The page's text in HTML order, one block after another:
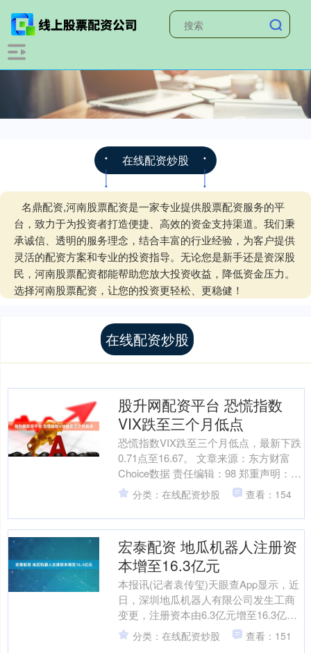
在线配资炒股
名鼎配资,河南股票配资是一家专业提供股票配资服务的平
台，致力于为投资者打造便捷、高效的资金支持渠道。我们秉
承诚信、透明的服务理念，结合丰富的行业经验，为客户提供
灵活的配资方案和专业的投资指导。无论您是新手还是资深股
民，河南股票配资都能帮助您放大投资收益，降低资金压力。
选择河南股票配资，让您的投资更轻松、更稳健！
在线配资炒股
股升网配资平台 恐慌指数
VIX跌至三个月低点
恐慌指数VIX跌至三个月低点，最新下跌
0.71点至16.67。 文章来源：东方财富
Choice数据 责任编辑：98 郑重声明：东
方财富发布此内容旨在传播更多信息....
分类：在线配资炒股 查看：154
宏泰配资 地瓜机器人注册资
本增至16.3亿元
本报讯(记者袁传玺)天眼查App显示，近
日，深圳地瓜机器人有限公司发生工商
变更，注册资本由6.3亿元增至16.3亿
元。股东信息显示，该公司由D-
Robotics....
分类：在线配资炒股 查看：151